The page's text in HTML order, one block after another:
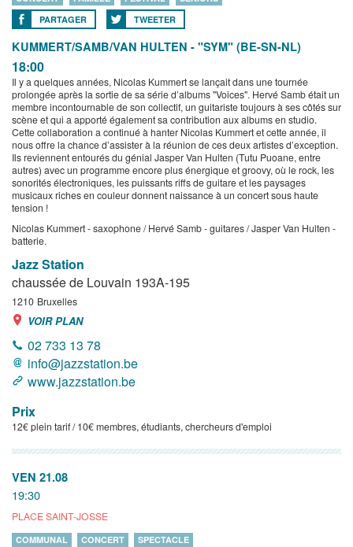
PARTAGER
TWEETER
KUMMERT/SAMB/VAN HULTEN - "SYM" (BE-SN-NL)
18:00
Il y a quelques années, Nicolas Kummert se lançait dans une tournée
prolongée après la sortie de sa série d’albums "Voices". Hervé Samb était un
membre incontournable de son collectif, un guitariste toujours à ses côtés sur
scène et qui a apporté également sa contribution aux albums en studio.
Cette collaboration a continué à hanter Nicolas Kummert et cette année, il
nous offre la chance d’assister à la réunion de ces deux artistes d’exception.
Ils reviennent entourés du génial Jasper Van Hulten (Tutu Puoane, entre
autres) avec un programme encore plus énergique et groovy, où le rock, les
sonorités électroniques, les puissants riffs de guitare et les paysages
musicaux riches en couleur donnent naissance à un concert sous haute
tension !
Nicolas Kummert - saxophone / Hervé Samb - guitares / Jasper Van Hulten -
batterie.
Jazz Station
chaussée de Louvain 193A-195
1210 Bruxelles
VOIR PLAN
02 733 13 78
info@jazzstation.be
www.jazzstation.be
Prix
12€ plein tarif / 10€ membres, étudiants, chercheurs d'emploi
VEN 21.08
19:30
PLACE SAINT-JOSSE
COMMUNAL CONCERT SPECTACLE